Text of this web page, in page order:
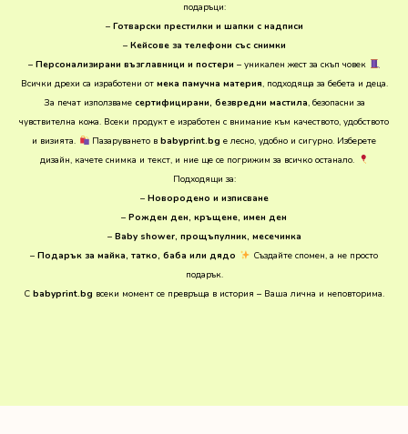
подаръци:
– Готварски престилки и шапки с надписи
– Кейсове за телефони със снимки
– Персонализирани възглавници и постери – уникален жест за скъп човек
Всички дрехи са изработени от мека памучна материя, подходяща за бебета и деца.
За печат използваме сертифицирани, безвредни мастила, безопасни за
чувствителна кожа. Всеки продукт е изработен с внимание към качеството, удобството
и визията.
Пазаруването вbabyprint.bg е лесно, удобно и сигурно. Изберете
дизайн, качете снимка и текст, и ние ще се погрижим за всичко останало.
Подходящи за:
– Новородено и изписване
– Рожден ден, кръщене, имен ден
– Baby shower, прощъпулник, месечинка
–Подарък за майка, татко, баба или дядо
Създайте спомен, а не просто
подарък.
С babyprint.bg всеки момент се превръща в история – Ваша лична и неповторима.